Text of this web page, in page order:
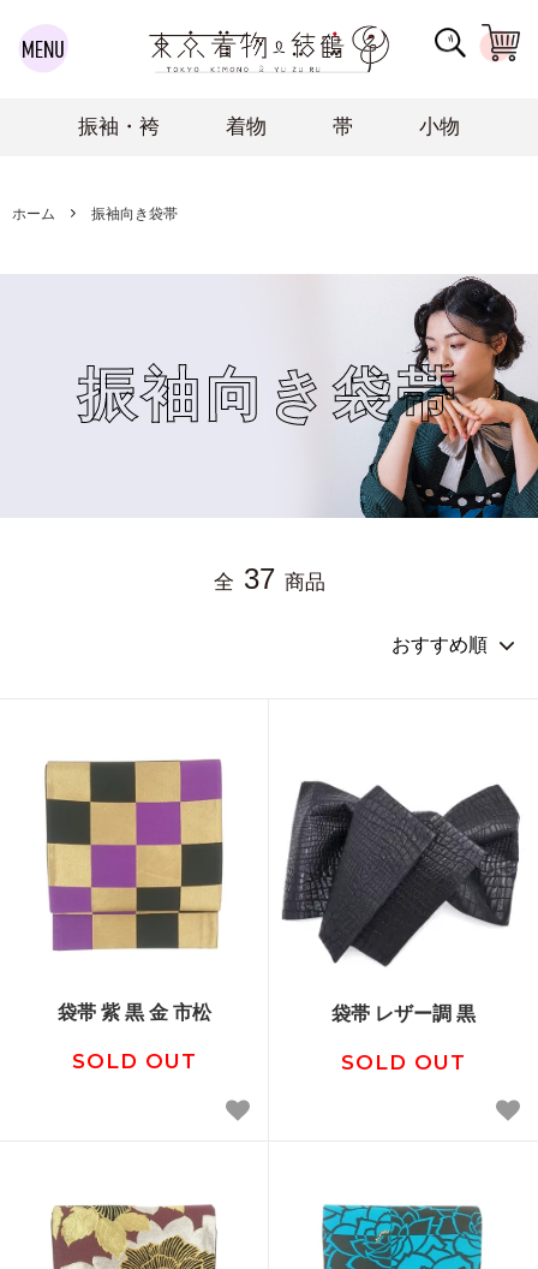
振袖・袴 着物 帯 小物
ホーム 振袖向き袋帯
振袖向き袋帯
全 37 商品
袋帯 紫 黒 金 市松
SOLD OUT
袋帯 レザー調 黒
SOLD OUT